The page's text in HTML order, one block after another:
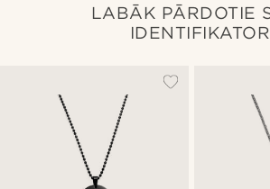
LABĀK PĀRDOTIE